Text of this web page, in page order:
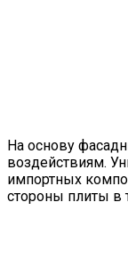
На основу
воздействиям.
импортных
стороны плиты в